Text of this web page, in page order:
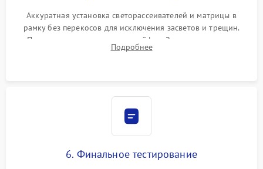
Аккуратная установка светорассеивателей и матрицы в
рамку без перекосов для исключения засветов и трещин.
Подключение внутренних шлейфов. Закрытие корпуса.
Сброс настроек и обновление программного обеспечения.
Подробнее
6. Финальное тестирование